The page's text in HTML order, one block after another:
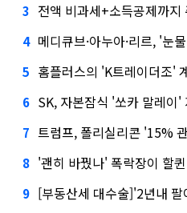
3 전액 비과세+소득공제까지
4 메디큐브·아누아·리르, '눈
5 홈플러스의 'K트레이더조'
6 SK, 자본잠식 '쏘카 말레이'
7 트럼프, 폴리실리콘 '15% 관세'
8 '괜히 바꿨나' 폭락장이 할퀸
9 [부동산세 대수술]'2년내